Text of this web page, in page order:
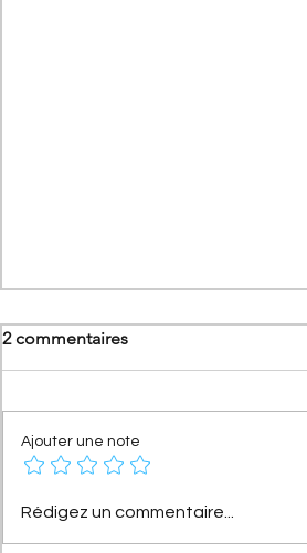
[Les hommes qui ont fait
Citroën] Georges-Marie
2 commentaires
Ajouter une note
Rédigez un commentaire...